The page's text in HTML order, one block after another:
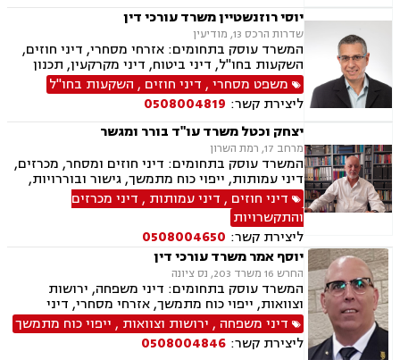
יוסי רוזנשטיין משרד עורכי דין
שדרות הרכס 13, מודיעין
המשרד עוסק בתחומים: אזרחי מסחרי, דיני חוזים,
השקעות בחו"ל, דיני ביטוח, דיני מקרקעין, תכנון
ובניה, ליקויי בניה, מושבים וקיבוצים, פינוי בינוי,
קבוצות רכישה, עסקאות מכר דירה, נדל"ן, פינוי
מושכר, הפקעת קרקעות, מגרשים לבניה,נחלות
ומשקים במושבים, רשות מקרקעי ישראל, צווי
הריסה, דיני חברות, ליווי עסקי, מיסוי נדל"ן, תמא
38, פשיטת רגל, תביעות ייצוגיות
משפט מסחרי, דיני חוזים , השקעות בחו"ל
ליצירת קשר: 0508004819
יצחק וכטל משרד עו"ד בורר ומגשר
מרחב 17, רמת השרון
המשרד עוסק בתחומים: דיני חוזים ומסחר, מכרזים,
דיני עמותות, ייפוי כוח מתמשך, גישור ובוררויות,
סדר דין אזרחי, חוקתי מנהלי, מכרזים והתקשרויות,
נוטריון ובורר
דיני חוזים , דיני עמותות , דיני מכרזים
והתקשרויות
ליצירת קשר: 0508004650
יוסף אמר משרד עורכי דין
החרש 16 משרד 203, נס ציונה
המשרד עוסק בתחומים: דיני משפחה, ירושות
וצוואות, ייפוי כוח מתמשך, אזרחי מסחרי, דיני
חברות, דיני חוזים, חוקתי מנהלי, חטיפת ילדים,
סכסוך בין בעלי מניות, תביעות חוב, תיאום הורי,
לשון הרע, בוררות וגישור.
דיני משפחה , ירושות וצוואות , ייפוי כוח מתמשך
ליצירת קשר: 0508004846